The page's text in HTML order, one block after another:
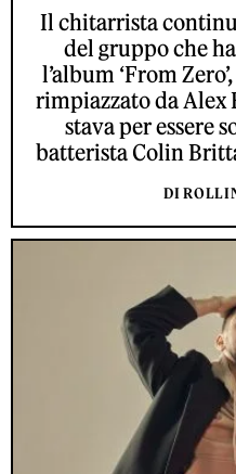
Il chitarrista
del gruppo che
l’album ‘From
rimpiazzato da Alex
stava per essere
batterista Colin
DI